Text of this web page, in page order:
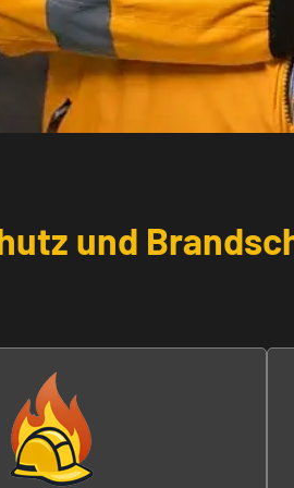
und